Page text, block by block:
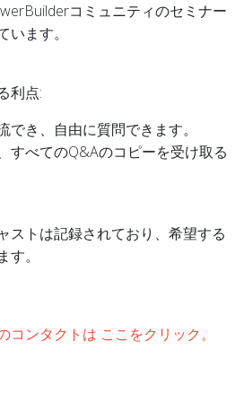
コミュニティのセミナー
ます。
利点:
でき、自由に質問できます。
すべてのQ&Aのコピーを受け取る
ストは記録されており、希望する
。
コンタクトは ここをクリック。